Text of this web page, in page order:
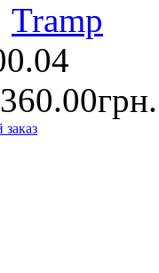
Tramp